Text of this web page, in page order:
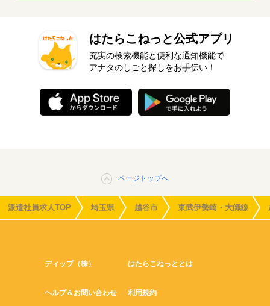
はたらこねっと公式アプリ
充実の検索機能と便利な通知機能で
アナタのしごと探しをお手伝い！
ページトップへ
派遣社員求人TOP 埼玉県 越谷市 東武伊勢崎・大師線
ディップ（株） はたらこねっととは
ヘルプ＆お問い合わせ 利用規約